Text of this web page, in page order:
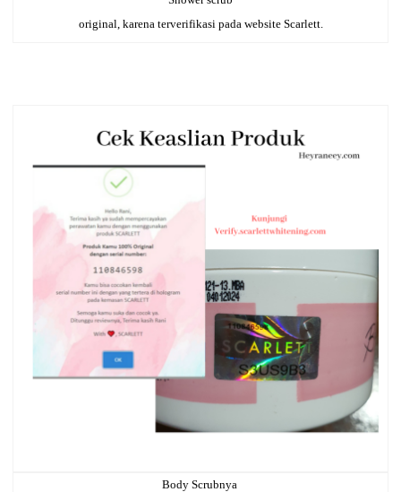
original, karena terverifikasi pada website Scarlett.
Body Scrubnya